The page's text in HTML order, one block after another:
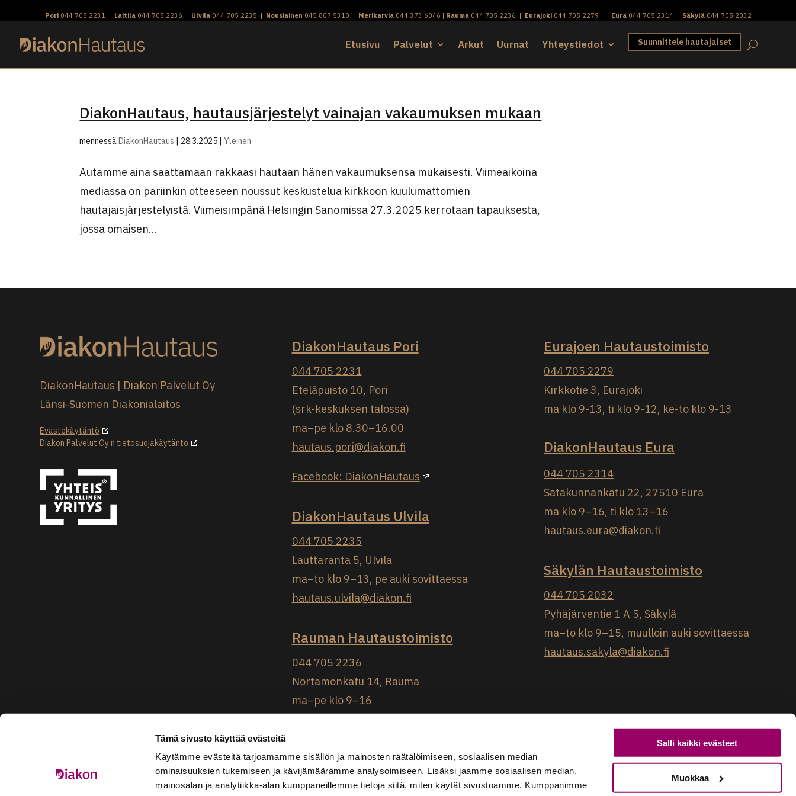
to
Tämä sivusto käyttää evästeitä
Käytämme evästeitä tarjoamamme sisällön ja mainosten räätälöimiseen, sosiaalisen median
ominaisuuksien tukemiseen ja kävijämäärämme analysoimiseen. Lisäksi jaamme sosiaalisen median,
mainosalan ja analytiikka-alan kumppaneillemme tietoja siitä, miten käytät sivustoamme. Kumppanimme
Salli kaikki evästeet
Muokkaa
Pori 044 705 2231 | Laitila 044 705 2236 | Ulvila 044 705 2235 | Nousiainen 045 807 5310 | Merikarvia 044 373 6046 | Rauma 044 705 2236 | Eurajoki 044 705 2279 | Eura 044 705 2314 | Säkylä 044 705 2032
Etusivu Palvelut Arkut Uurnat Yhteystiedot Suunnittele hautajaiset
DiakonHautaus, hautausjärjestelyt vainajan vakaumuksen mukaan
mennessäDiakonHautaus | 28.3.2025 |Yleinen
Autamme aina saattamaan rakkaasi hautaan hänen vakaumuksensa mukaisesti. Viimeaikoina
mediassa on pariinkin otteeseen noussut keskustelua kirkkoon kuulumattomien
hautajaisjärjestelyistä. Viimeisimpänä Helsingin Sanomissa 27.3.2025 kerrotaan tapauksesta,
jossa omaisen...
DiakonHautaus | Diakon Palvelut Oy
Länsi-Suomen Diakonialaitos
Evästekäytäntö
Diakon Palvelut Oy:n tietosuojakäytäntö
DiakonHautaus Pori
044 705 2231
Eteläpuisto 10, Pori
(srk-keskuksen talossa)
ma–pe klo 8.30–16.00
hautaus.pori@diakon.fi
Facebook: DiakonHautaus
DiakonHautaus Ulvila
044 705 2235
Lauttaranta 5, Ulvila
ma–to klo 9–13, pe auki sovittaessa
hautaus.ulvila@diakon.fi
Rauman Hautaustoimisto
044 705 2236
Nortamonkatu 14, Rauma
ma–pe klo 9–16
Eurajoen Hautaustoimisto
044 705 2279
Kirkkotie 3, Eurajoki
ma klo 9-13, ti klo 9-12, ke-to klo 9-13
DiakonHautaus Eura
044 705 2314
Satakunnankatu 22, 27510 Eura
ma klo 9–16, ti klo 13–16
hautaus.eura@diakon.fi
Säkylän Hautaustoimisto
044 705 2032
Pyhäjärventie 1 A 5, Säkylä
ma–to klo 9–15, muulloin auki sovittaessa
hautaus.sakyla@diakon.fi